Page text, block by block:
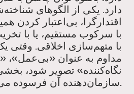
دارد. یکی از الگوهای
اقتدارگرا، بی‌اعتبار کردن
با سرکوب مستقیم، یا با
با متهم‌سازی اخلاقی. وقتی
مداوم به عنوان «بی‌عمل»،
نگاه‌کننده» تصویر شود،
سازمان‌دهنده آن فرسوده می‌شود.